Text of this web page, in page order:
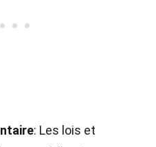
: Les lois et